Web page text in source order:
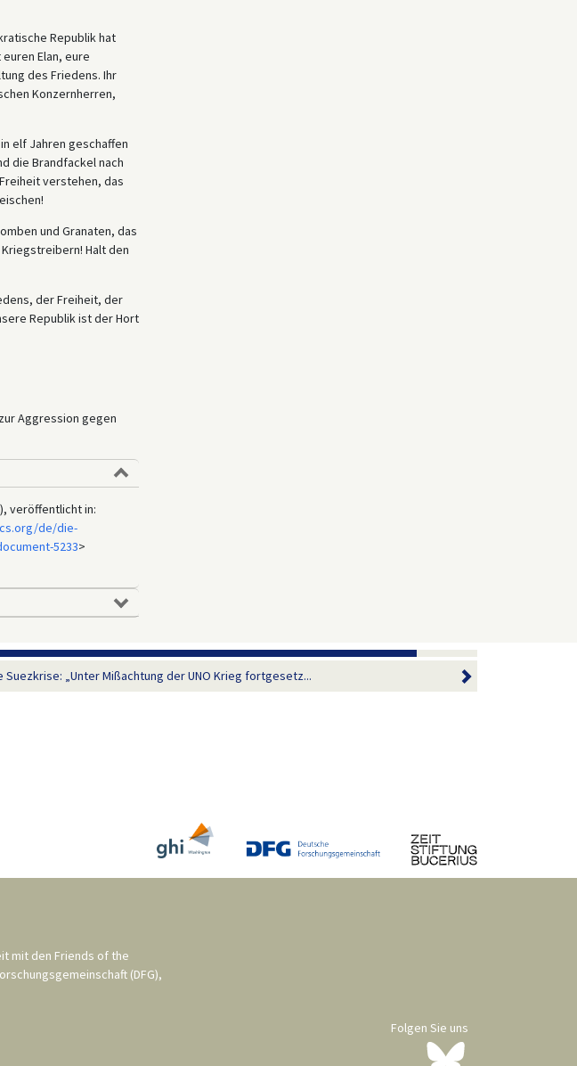
Republik hat
Elan, eure
des Friedens. Ihr
Konzernherren,
elf Jahren geschaffen
die Brandfackel nach
verstehen, das
und Granaten, das
Halt den
der Freiheit, der
Republik ist der Hort
Aggression gegen
veröffentlicht in:
de/die-
5233>
Suezkrise: „Unter Mißachtung der UNO Krieg fortgesetz...
mit den Friends of the
(DFG),
Folgen Sie uns